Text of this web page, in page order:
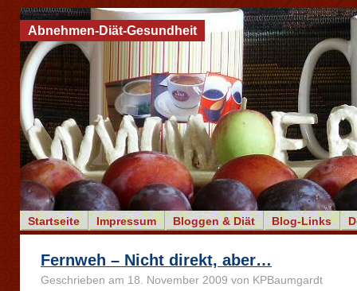
Startseite Impressum Bloggen & Diät Blog-Links
Abnehmen-Diät-Gesundheit
Fernweh – Nicht direkt, aber…
Geschrieben am 18. November 2009 von KPBaumgardt